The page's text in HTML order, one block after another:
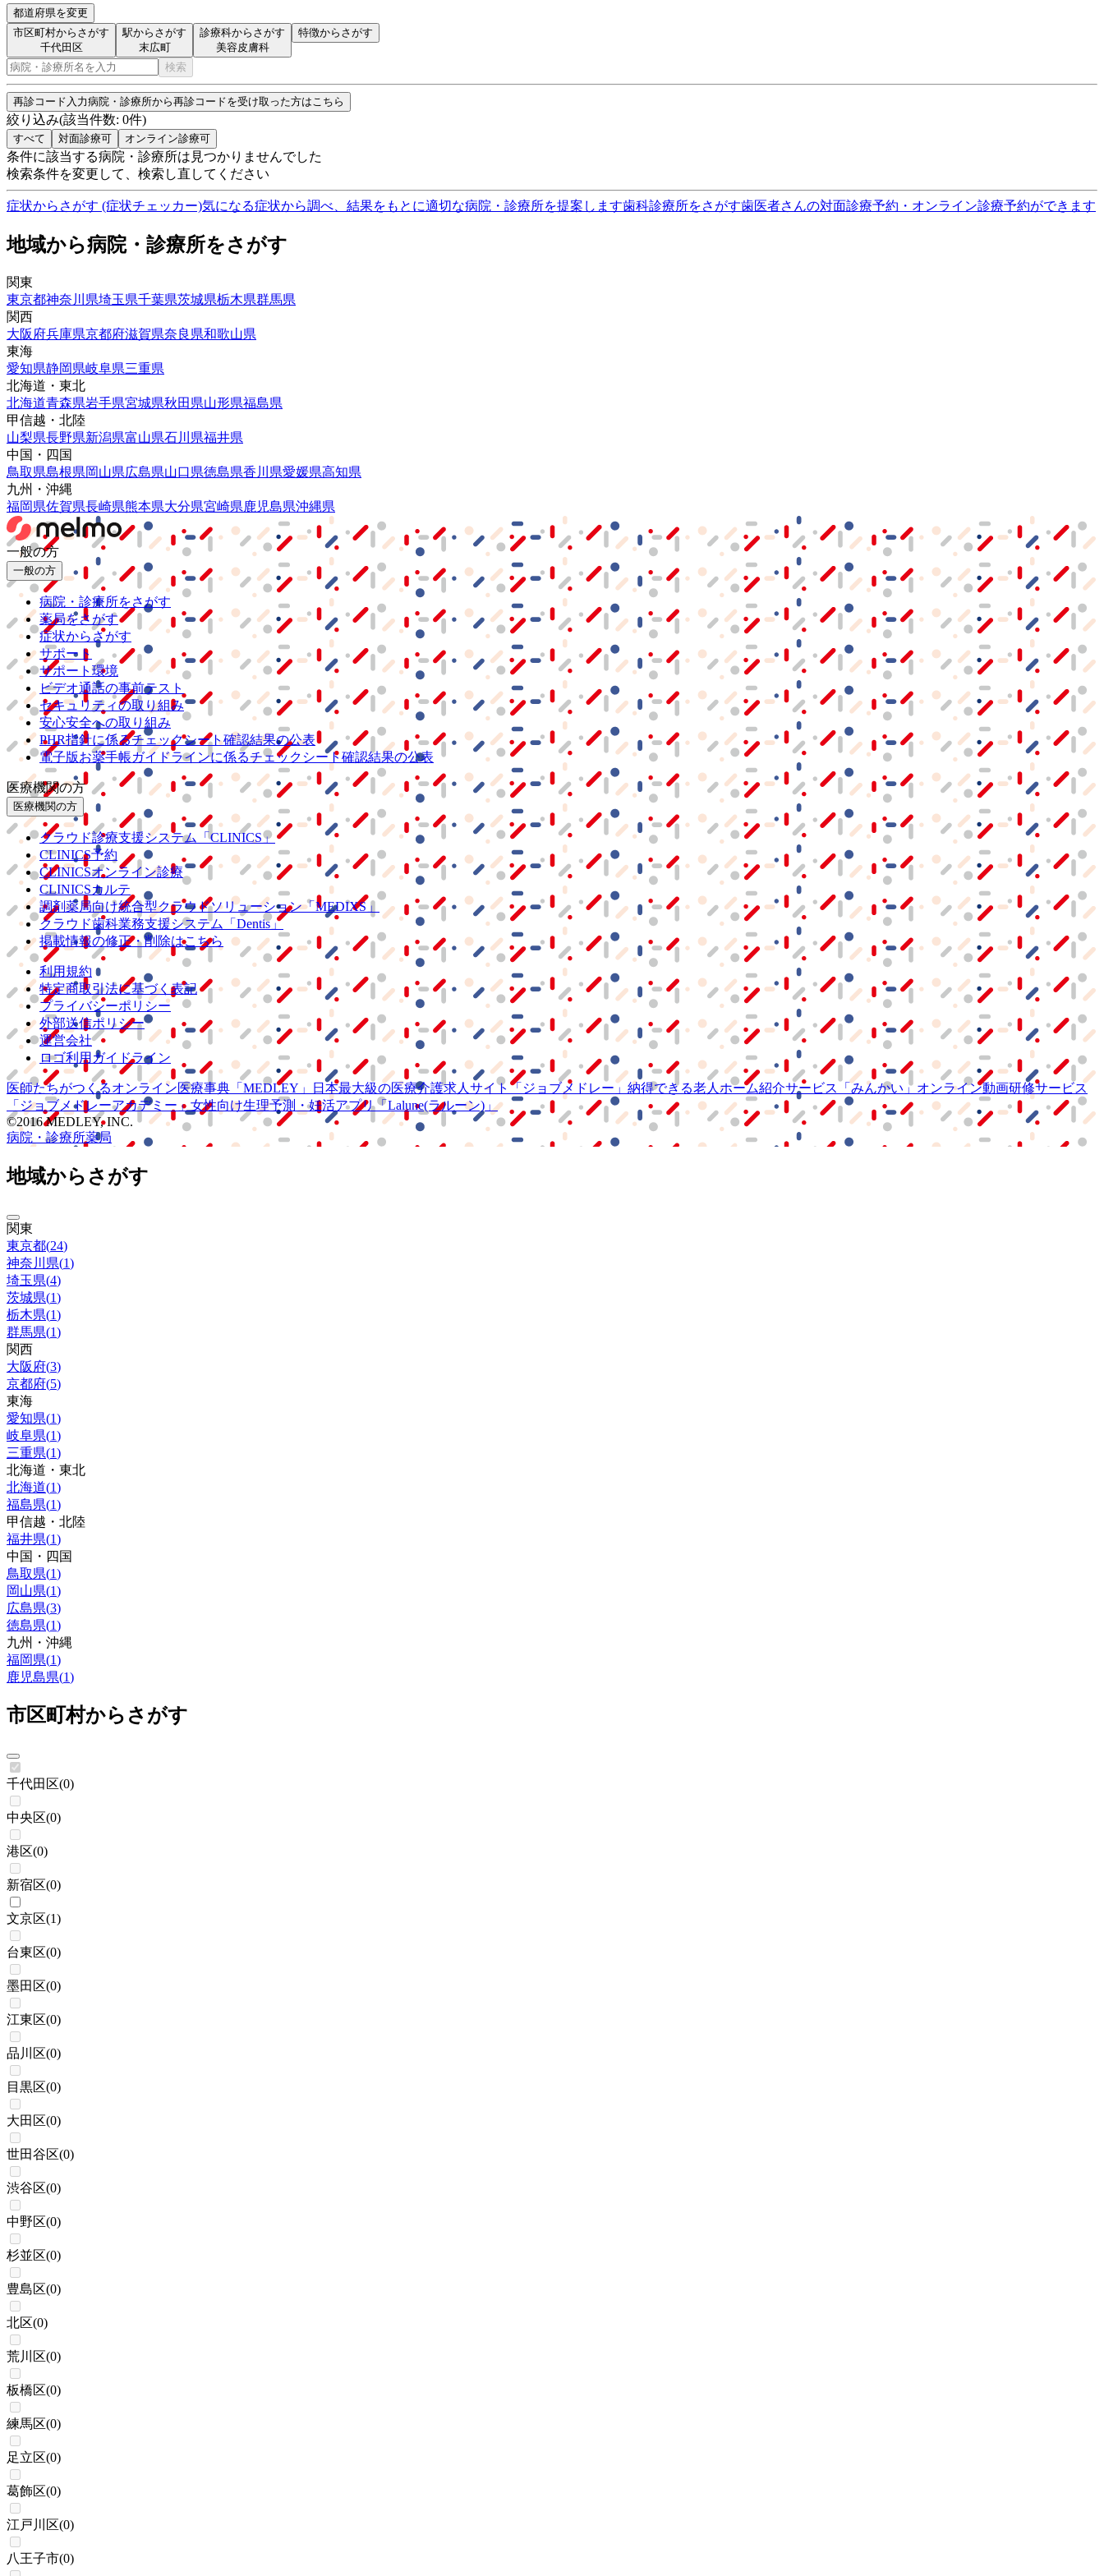
都道府県を変更
市区町村からさがす
千代田区
駅からさがす
末広町
診療科からさがす
美容皮膚科
特徴からさがす
検索
再診コード入力病院・診療所から再診コードを受け取った方はこちら
絞り込み(該当件数: 0件)
すべて 対面診療可 オンライン診療可
条件に該当する病院・診療所は見つかりませんでした
検索条件を変更して、検索し直してください
症状からさがす (症状チェッカー)気になる症状から調べ、結果をもとに適切な病院・診療所を提案します歯科診療所をさがす歯医者さんの対面診療予約・オンライン診療予約ができます
地域から病院・診療所をさがす
関東
東京都神奈川県埼玉県千葉県茨城県栃木県群馬県
関西
大阪府兵庫県京都府滋賀県奈良県和歌山県
東海
愛知県静岡県岐阜県三重県
北海道・東北
北海道青森県岩手県宮城県秋田県山形県福島県
甲信越・北陸
山梨県長野県新潟県富山県石川県福井県
中国・四国
鳥取県島根県岡山県広島県山口県徳島県香川県愛媛県高知県
九州・沖縄
福岡県佐賀県長崎県熊本県大分県宮崎県鹿児島県沖縄県
一般の方
一般の方
病院・診療所をさがす
薬局をさがす
症状からさがす
サポート
サポート環境
ビデオ通話の事前テスト
セキュリティの取り組み
安心安全への取り組み
PHR指針に係るチェックシート確認結果の公表
電子版お薬手帳ガイドラインに係るチェックシート確認結果の公表
医療機関の方
医療機関の方
クラウド診療支援システム
「CLINICS」
CLINICS予約
CLINICSオンライン診療
CLINICSカルテ
調剤薬局向け統合型クラウドソリューション「MEDIXS」
クラウド歯科業務支援システム
「Dentis」
掲載情報の修正・削除はこちら
利用規約
特定商取引法に基づく表記
プライバシーポリシー
外部送信ポリシー
運営会社
ロゴ利用ガイドライン
医師たちがつくるオンライン医療事典 「MEDLEY」 日本最大級の医療介護求人サイト 「ジョブメドレー」 納得できる老人ホーム紹介サービス 「みんかい」 オンライン動画研修サービス
「ジョブメドレーアカデミー」 女性向け生理予測・妊活アプリ「Lalune(ラルーン)」
©2016 MEDLEY, INC.
病院・診療所薬局
地域からさがす
関東
東京都(24)
神奈川県(1)
埼玉県(4)
茨城県(1)
栃木県(1)
群馬県(1)
関西
大阪府(3)
京都府(5)
東海
愛知県(1)
岐阜県(1)
三重県(1)
北海道・東北
北海道(1)
福島県(1)
甲信越・北陸
福井県(1)
中国・四国
鳥取県(1)
岡山県(1)
広島県(3)
徳島県(1)
九州・沖縄
福岡県(1)
鹿児島県(1)
市区町村からさがす
千代田区(0)
中央区(0)
港区(0)
新宿区(0)
文京区(1)
台東区(0)
墨田区(0)
江東区(0)
品川区(0)
目黒区(0)
大田区(0)
世田谷区(0)
渋谷区(0)
中野区(0)
杉並区(0)
豊島区(0)
北区(0)
荒川区(0)
板橋区(0)
練馬区(0)
足立区(0)
葛飾区(0)
江戸川区(0)
八王子市(0)